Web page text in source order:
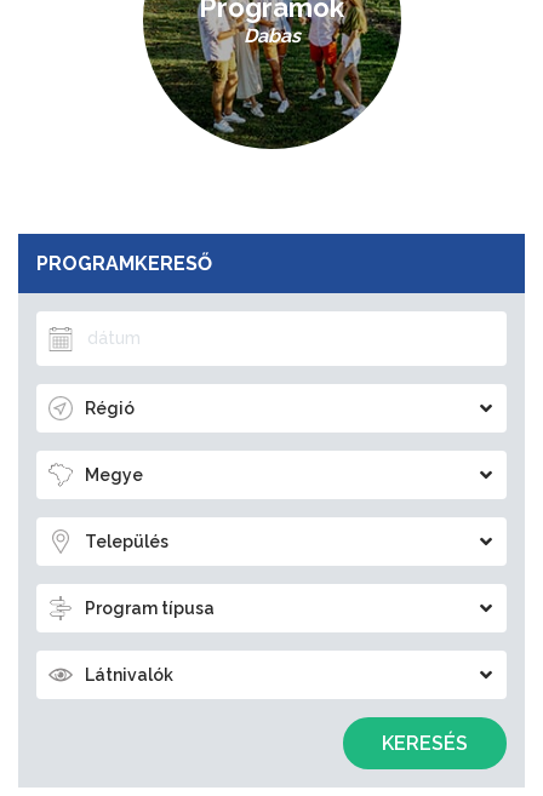
PROGRAMKERESŐ
Régió
Megye
Település
Program típusa
Látnivalók
KERESÉS
Programok
Dabas